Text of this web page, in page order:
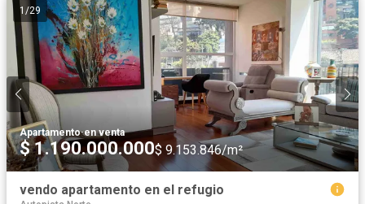
1 /29
Apartamento·en venta
$ 1.190.000.000$ 9.153.846/m²
vendo apartamento en el refugio